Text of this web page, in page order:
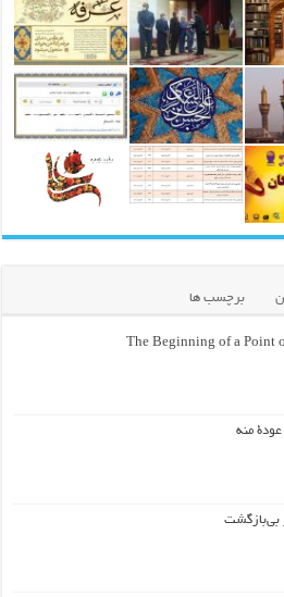
برچسب ها
The Beginning of a Point
عودة منه
بی‌بازگشت